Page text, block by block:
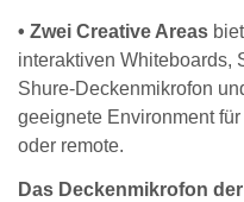
• Zwei Creative Areas
interaktiven Whiteboards,
Shure-Deckenmikrofon
geeignete Environment
oder remote.
Das Deckenmikrofon